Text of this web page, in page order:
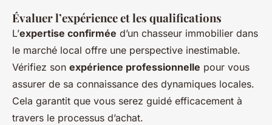
Évaluer l’expérience et les qualifications
L’expertise confirmée d’un chasseur immobilier dans
le marché local offre une perspective inestimable.
Vérifiez son expérience professionnelle pour vous
assurer de sa connaissance des dynamiques locales.
Cela garantit que vous serez guidé efficacement à
travers le processus d’achat.